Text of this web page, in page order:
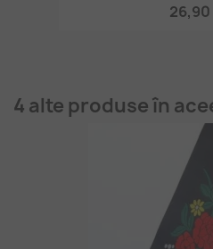
26,90
4 alte produse în